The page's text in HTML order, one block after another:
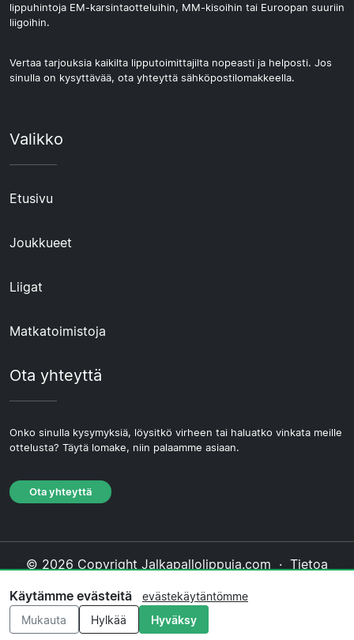
lippuhintoja EM-karsintaotteluihin, MM-kisoihin tai Euroopan suuriin
liigoihin.
Vertaa tarjouksia kaikilta lipputoimittajilta nopeasti ja helposti. Jos
sinulla on kysyttävää, ota yhteyttä sähköpostilomakkeella.
Valikko
Etusivu
Joukkueet
Liigat
Matkatoimistoja
Ota yhteyttä
Onko sinulla kysymyksiä, löysitkö virheen tai haluatko vinkata meille
ottelusta? Täytä lomake, niin palaamme asiaan.
Ota yhteyttä
© 2026 Copyright Jalkapallolippuja.com · Tietoa
Evästekäytäntö·Toimituksellinen käytäntö
Käytämme evästeitä
evästekäytäntömme
Mukauta
Hylkää Hyväksy